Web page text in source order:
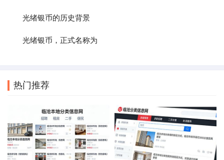
光绪银币的历史背景
光绪银币，正式名称为
热门推荐